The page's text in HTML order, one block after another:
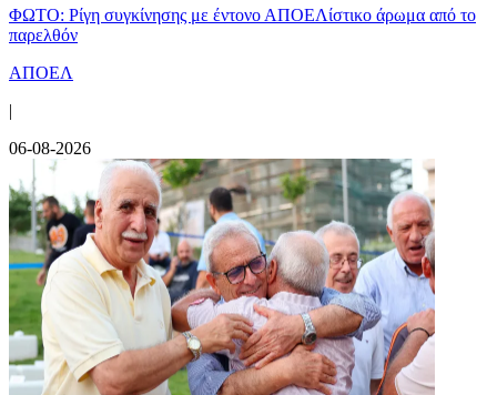
ΦΩΤΟ: Ρίγη συγκίνησης με έντονο ΑΠΟΕΛίστικο άρωμα από το
παρελθόν
ΑΠΟΕΛ
|
06-08-2026